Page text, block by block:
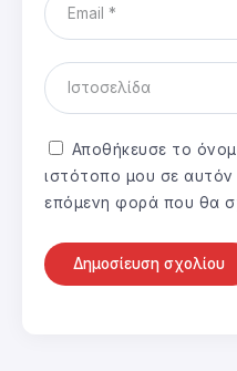
Αποθήκευσε το
ιστότοπο μου σε
επόμενη φορά που θα